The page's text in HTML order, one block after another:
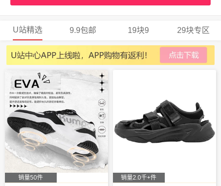
U站精选 9.9包邮 19块9 29块专区
销量50件
销量2.0千+件